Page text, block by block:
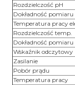
Rozdzielczość pH
Dokładność pomiaru
Temperatura pracy
Rozdzielczość temp.
Dokładność
Wskaźnik odczytowy
Zasilanie
Pobór prądu
Temperatura pracy